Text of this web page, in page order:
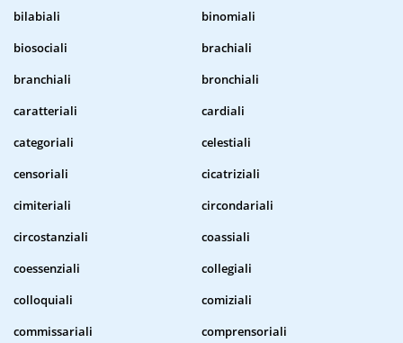
bilabiali
binomiali
biosociali
brachiali
branchiali
bronchiali
caratteriali
cardiali
categoriali
celestiali
censoriali
cicatriziali
cimiteriali
circondariali
circostanziali
coassiali
coessenziali
collegiali
colloquiali
comiziali
commissariali
comprensoriali